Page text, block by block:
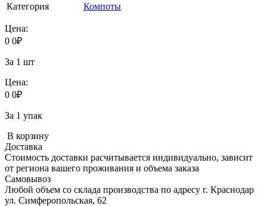
Категория
Компоты
Цена:
0 0₽
За 1 шт
Цена:
0 0₽
За 1 упак
В корзину
Доставка
Стоимость доставки расчитывается индивидуально, зависит
от региона вашего проживания и объема заказа
Самовывоз
Любой объем со склада производства по адресу г. Краснодар
ул. Симферопольская, 62